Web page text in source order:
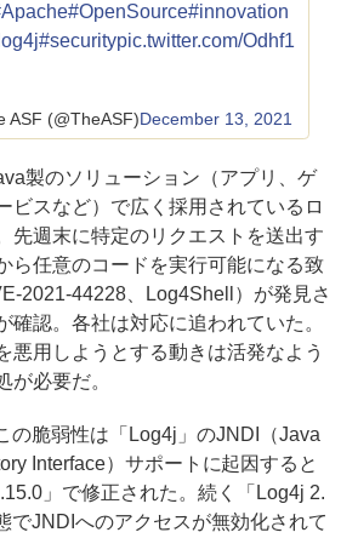
#OpenSource#innovation
#securitypic.twitter.com/Odhf1
ASF (@TheASF)December 13, 2021
製のソリューション（アプリ、ゲ
ビスなど）で広く採用されているロ
先週末に特定のリクエストを送出す
ら任意のコードを実行可能になる致
2021-44228、Log4Shell）が発見さ
確認。各社は対応に追われていた。
悪用しようとする動きは活発なよう
が必要だ。
脆弱性は「Log4j」のJNDI（Java
Interface）サポートに起因すると
」で修正された。続く「Log4j 2.
でJNDIへのアクセスが無効化されて